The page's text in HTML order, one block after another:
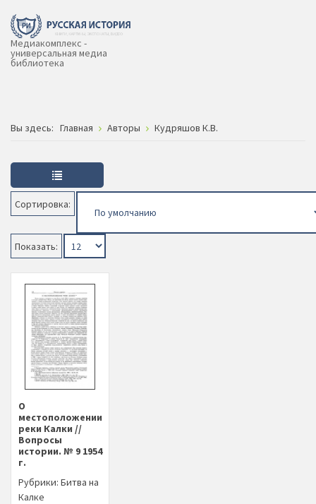
Медиакомплекс -
универсальная медиа
библиотека
Вы здесь: Главная Авторы Кудряшов К.В.
Сортировка:
Показать:
О
местоположении
реки Калки //
Вопросы
истории. № 9 1954
г.
Рубрики: Битва на
Калке